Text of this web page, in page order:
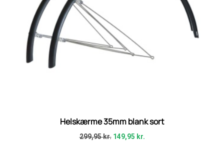
Helskærme 35mm blank sort
299,95kr. 149,95 kr.